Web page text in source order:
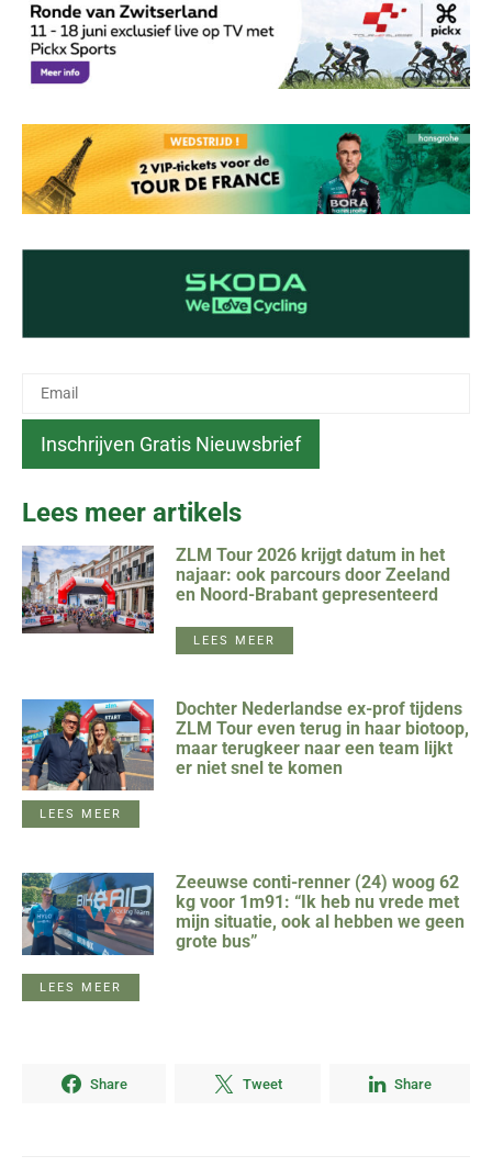
Lees meer artikels
ZLM Tour 2026 krijgt datum in het
najaar: ook parcours door Zeeland
en Noord-Brabant gepresenteerd
LEES MEER
Dochter Nederlandse ex-prof tijdens
ZLM Tour even terug in haar biotoop,
maar terugkeer naar een team lijkt
er niet snel te komen
LEES MEER
Zeeuwse conti-renner (24) woog 62
kg voor 1m91: “Ik heb nu vrede met
mijn situatie, ook al hebben we geen
grote bus”
LEES MEER
Share Tweet Share